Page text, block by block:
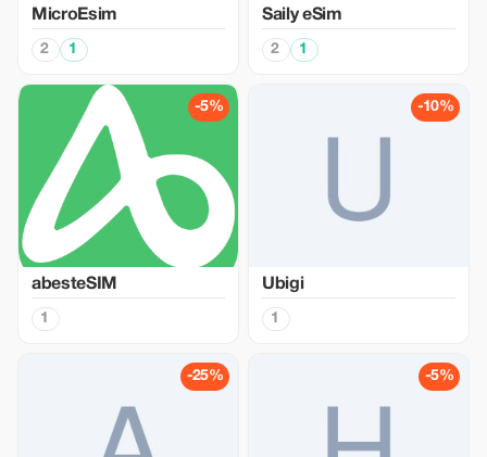
MicroEsim
2 1
Saily eSim
2 1
-5%
abesteSIM
1
-10%
Ubigi
1
-25% -5%